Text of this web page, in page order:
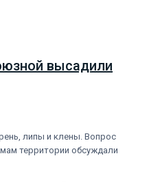
высадили
липы и клены. Вопрос
территории обсуждали